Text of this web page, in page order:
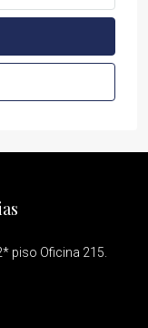
piso Oficina 215.